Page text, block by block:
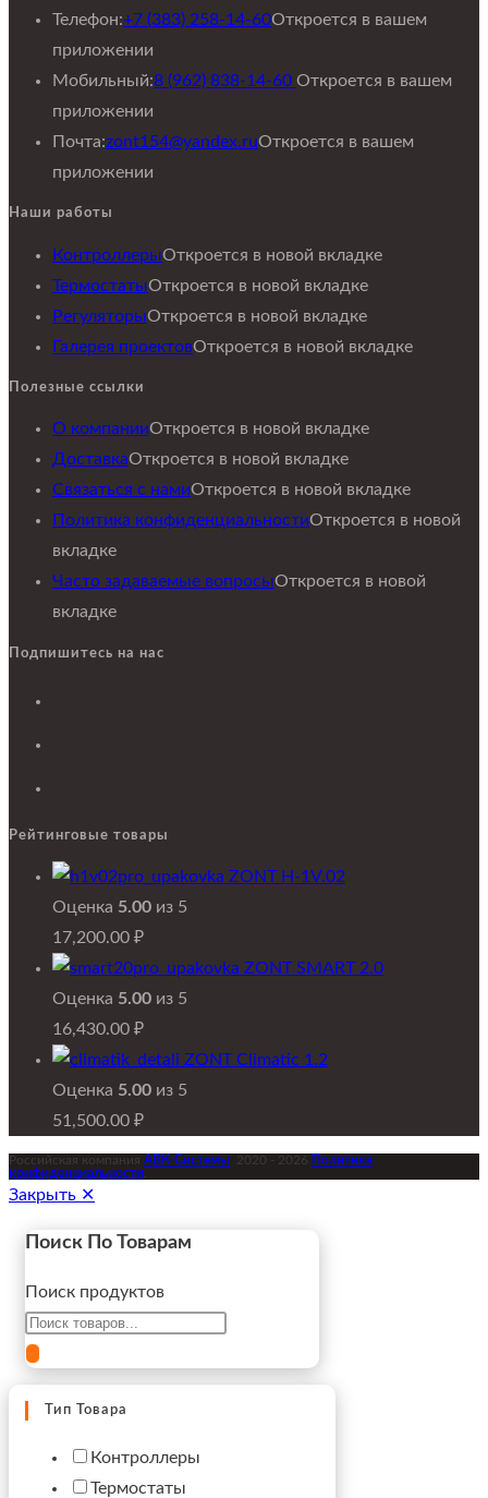
Телефон:+7 (383) 258-14-60Откроется в вашем
приложении
Мобильный:8 (962) 838-14-60 Откроется в вашем
приложении
Почта:zont154@yandex.ruОткроется в вашем
приложении
Наши работы
КонтроллерыОткроется в новой вкладке
ТермостатыОткроется в новой вкладке
РегуляторыОткроется в новой вкладке
Галерея проектовОткроется в новой вкладке
Полезные ссылки
О компанииОткроется в новой вкладке
ДоставкаОткроется в новой вкладке
Связаться с намиОткроется в новой вкладке
Политика конфиденциальностиОткроется в новой
вкладке
Часто задаваемые вопросыОткроется в новой
вкладке
Подпишитесь на нас
Рейтинговые товары
ZONT H-1V.02
Оценка 5.00 из 5
17,200.00 ₽
ZONT SMART 2.0
Оценка 5.00 из 5
16,430.00 ₽
ZONT Climatic 1.2
Оценка 5.00 из 5
51,500.00 ₽
Российская компания АВК-Системы 2020 - 2026
Политика
конфиденциальности.
Закрыть ✕
Поиск По Товарам
Поиск продуктов
Тип Товара
Контроллеры
Термостаты